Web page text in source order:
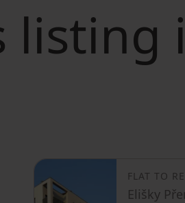
listing
FLAT TO
Elišky